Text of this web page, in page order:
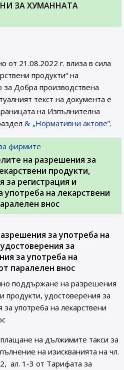
ЗА ХУМАННАТА
от 21.08.2022 г. влиза в сила
продукти“ на
за Добра производствена
текст на документа е
на Изпълнителна
„Нормативни актове”.
фирмите
на разрешения за
продукти,
за регистрация и
употреба на лекарствени
внос
за употреба на
за
за употреба на
паралелен внос
поддържане на разрешения
продукти, удостоверения за
употреба на лекарствени
на дължимите такси за
на изискванията на чл.
ал. 1-3 от Тарифата за